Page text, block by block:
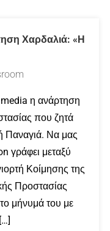
Χαρδαλιά: «Η
η ανάρτηση
που ζητά
Παναγιά. Να μας
γράφει μεταξύ
Κοίμησης της
Προστασίας
μήνυμά του με